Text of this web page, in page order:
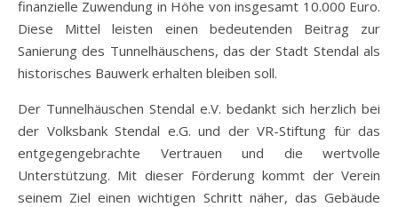
finanzielle Zuwendung in Höhe von insgesamt 10.000 Euro.
Diese Mittel leisten einen bedeutenden Beitrag zur
Sanierung des Tunnelhäuschens, das der Stadt Stendal als
historisches Bauwerk erhalten bleiben soll.
Der Tunnelhäuschen Stendal e.V. bedankt sich herzlich bei
der Volksbank Stendal e.G. und der VR-Stiftung für das
entgegengebrachte Vertrauen und die wertvolle
Unterstützung. Mit dieser Förderung kommt der Verein
seinem Ziel einen wichtigen Schritt näher, das Gebäude